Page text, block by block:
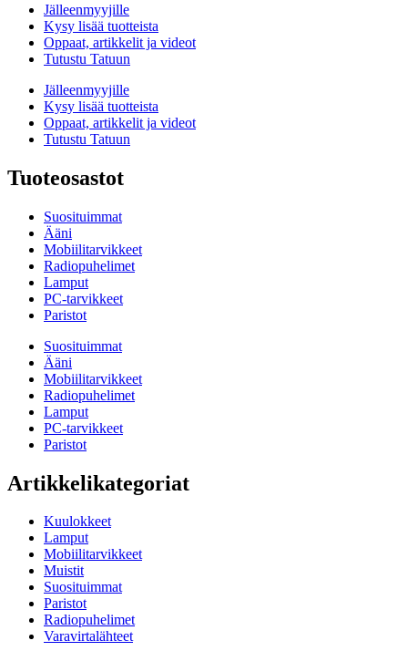
Jälleenmyyjille
Kysy lisää tuotteista
Oppaat, artikkelit ja videot
Tutustu Tatuun
Jälleenmyyjille
Kysy lisää tuotteista
Oppaat, artikkelit ja videot
Tutustu Tatuun
Tuoteosastot
Suosituimmat
Ääni
Mobiilitarvikkeet
Radiopuhelimet
Lamput
PC-tarvikkeet
Paristot
Suosituimmat
Ääni
Mobiilitarvikkeet
Radiopuhelimet
Lamput
PC-tarvikkeet
Paristot
Artikkelikategoriat
Kuulokkeet
Lamput
Mobiilitarvikkeet
Muistit
Suosituimmat
Paristot
Radiopuhelimet
Varavirtalähteet